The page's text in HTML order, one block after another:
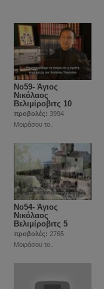
Νο59- Άγιος
Νικόλαος
Βελιμίροβιτς 10
προβολές: 3994
Μοιράσου το..
Νο54- Άγιος
Νικόλαος
Βελιμίροβιτς 5
προβολές: 2765
Μοιράσου το..